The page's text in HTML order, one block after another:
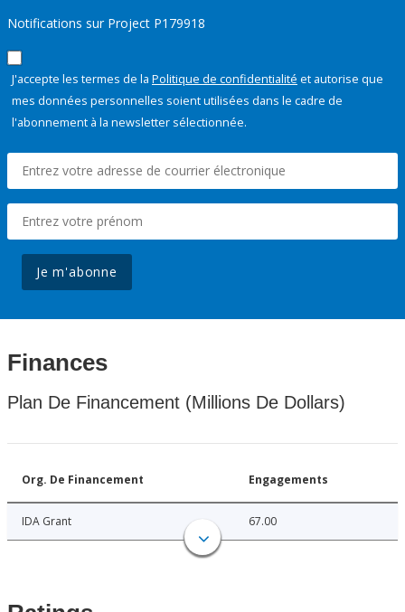
Notifications sur Project P179918
J'accepte les termes de la Politique de confidentialité et autorise que
mes données personnelles soient utilisées dans le cadre de
l'abonnement à la newsletter sélectionnée.
Je m'abonne
Finances
Plan De Financement (Millions De Dollars)
Org. De Financement Engagements
IDA Grant 67.00